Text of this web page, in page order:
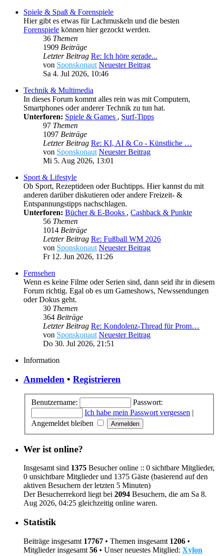
Spiele & Spaß & Forenspiele
Hier gibt es etwas für Lachmuskeln und die besten
Forenspiele können hier gezockt werden.
36 Themen
1909 Beiträge
Letzter Beitrag Re: Ich höre gerade...
von Sponskonaut Neuester Beitrag
Sa 4. Jul 2026, 10:46
Technik & Multimedia
In dieses Forum kommt alles rein was mit Computern,
Smartphones oder anderer Technik zu tun hat.
Unterforen: Spiele & Games , Surf-Tipps
97 Themen
1097 Beiträge
Letzter Beitrag Re: KI, AI & Co - Künstliche …
von Sponskonaut Neuester Beitrag
Mi 5. Aug 2026, 13:01
Sport & Lifestyle
Ob Sport, Rezeptideen oder Buchtipps. Hier kannst du mit
anderen darüber diskutieren oder andere Freizeit- &
Entspannungstipps nachschlagen.
Unterforen: Bücher & E-Books , Cashback & Punkte
56 Themen
1014 Beiträge
Letzter Beitrag Re: Fußball WM 2026
von Sponskonaut Neuester Beitrag
Fr 12. Jun 2026, 11:26
Fernsehen
Wenn es keine Filme oder Serien sind, dann seid ihr in diesem
Forum richtig. Egal ob es um Gameshows, Newssendungen
oder Dokus geht.
30 Themen
364 Beiträge
Letzter Beitrag Re: Kondolenz-Thread für Prom…
von Sponskonaut Neuester Beitrag
Do 30. Jul 2026, 21:51
Information
Anmelden • Registrieren
Benutzername:
Passwort:
Ich habe mein Passwort vergessen |
Angemeldet bleiben
Wer ist online?
Insgesamt sind 1375 Besucher online :: 0 sichtbare Mitglieder,
0 unsichtbare Mitglieder und 1375 Gäste (basierend auf den
aktiven Besuchern der letzten 5 Minuten)
Der Besucherrekord liegt bei 2094 Besuchern, die am Sa 8.
Aug 2026, 04:25 gleichzeitig online waren.
Statistik
Beiträge insgesamt 17767 • Themen insgesamt 1206 •
Mitglieder insgesamt 56 • Unser neuestes Mitglied: Xylon